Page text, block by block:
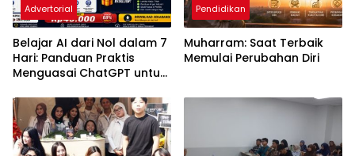
Advertorial
Belajar AI dari Nol dalam 7
Hari: Panduan Praktis
Menguasai ChatGPT untuk
Pendidikan
Muharram: Saat Terbaik
Memulai Perubahan Diri